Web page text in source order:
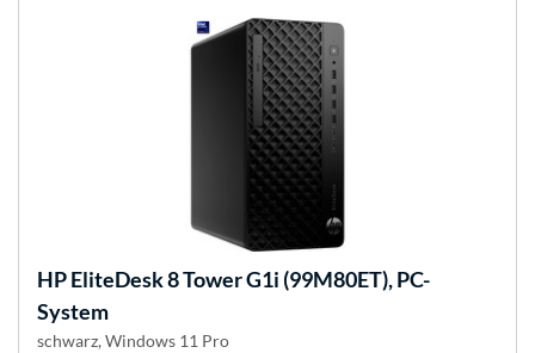
HPEliteDesk 8 Tower G1i (99M80ET), PC-
System
schwarz, Windows 11 Pro